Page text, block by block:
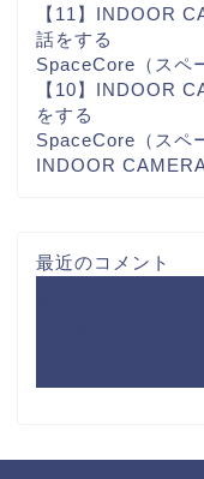
【11】INDOOR
話をする
SpaceCore（スペ
【10】INDOOR
をする
SpaceCore（スペ
INDOOR
最近のコメント